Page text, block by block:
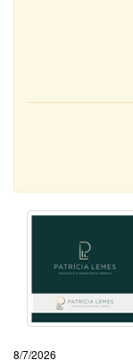
8/7/2026